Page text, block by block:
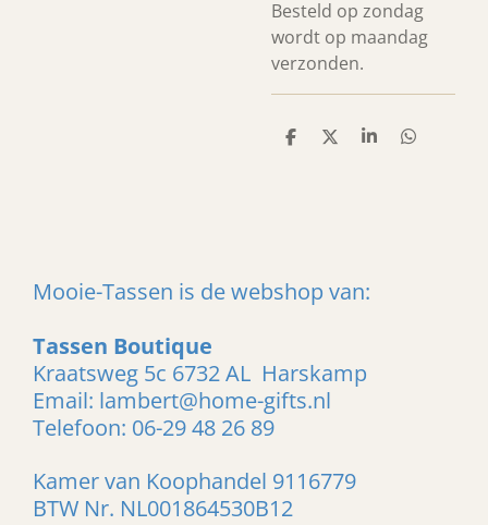
Besteld op zondag
wordt op maandag
verzonden.
D
D
S
D
Mooie-Tassen is de webshop van:
Tassen Boutique
Kraatsweg 5c 6732 AL Harskamp
Email: lambert@home-gifts.nl
Telefoon: 06-29 48 26 89
Kamer van Koophandel 9116779
BTW Nr. NL001864530B12